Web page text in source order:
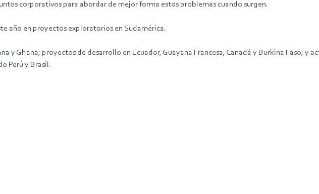
corporativos para abordar de mejor forma estos problemas cuando surgen.
año en proyectos exploratorios en Sudamérica.
y Ghana; proyectos de desarrollo en Ecuador, Guayana Francesa, Canadá y Burkina Faso; y
Perú y Brasil.